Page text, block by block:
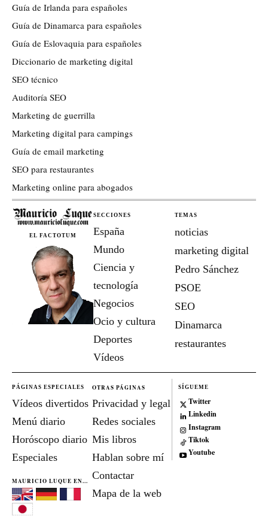
Guía de Irlanda para españoles
Guía de Dinamarca para españoles
Guía de Eslovaquia para españoles
Diccionario de marketing digital
SEO técnico
Auditoría SEO
Marketing de guerrilla
Marketing digital para campings
Guía de email marketing
SEO para restaurantes
Marketing online para abogados
EL FACTOTUM
SECCIONES
España
Mundo
Ciencia y
tecnología
Negocios
Ocio y cultura
Deportes
Vídeos
TEMAS
noticias
marketing digital
Pedro Sánchez
PSOE
SEO
Dinamarca
restaurantes
PÁGINAS ESPECIALES
Vídeos divertidos
Menú diario
Horóscopo diario
Especiales
MAURICIO LUQUE EN...
OTRAS PÁGINAS
Privacidad y legal
Redes sociales
Mis libros
Hablan sobre mí
Contactar
Mapa de la web
SÍGUEME
Twitter
Linkedin
Instagram
Tiktok
Youtube